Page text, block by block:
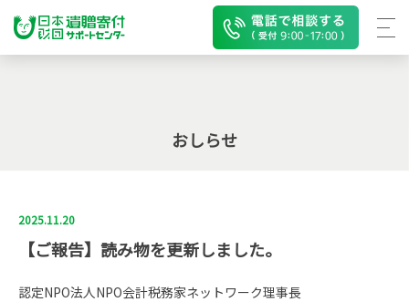
おしらせ
2025.11.20
【ご報告】読み物を更新しました。
認定NPO法人NPO会計税務家ネットワーク理事長